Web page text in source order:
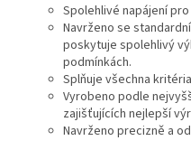
Spolehlivé napájení
Navrženo se
poskytuje spolehlivý
podmínkách.
Splňuje všechna
Vyrobeno podle
zajišťujících nejlepší
Navrženo precizně a